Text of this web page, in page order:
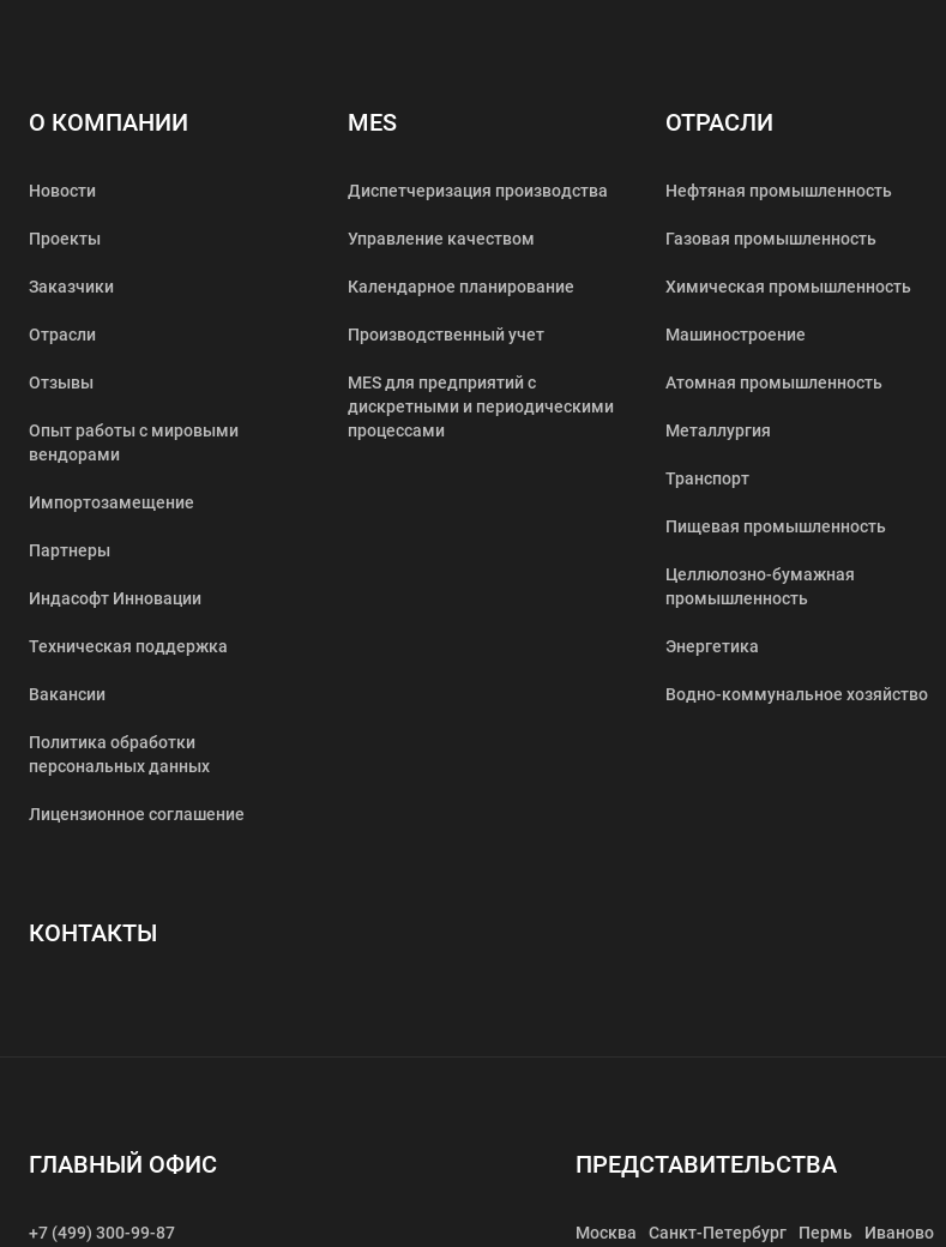
О КОМПАНИИ
Новости
Проекты
Заказчики
Отрасли
Отзывы
Опыт работы с мировыми
вендорами
Импортозамещение
Партнеры
Индасофт Инновации
Техническая поддержка
Вакансии
Политика обработки
персональных данных
Лицензионное соглашение
КОНТАКТЫ
MES
Диспетчеризация производства
Управление качеством
Календарное планирование
Производственный учет
MES для предприятий с
дискретными и периодическими
процессами
ОТРАСЛИ
Нефтяная промышленность
Газовая промышленность
Химическая промышленность
Машиностроение
Атомная промышленность
Металлургия
Транспорт
Пищевая промышленность
Целлюлозно-бумажная
промышленность
Энергетика
Водно-коммунальное хозяйство
ГЛАВНЫЙ ОФИС
+7 (499) 300-99-87
ПРЕДСТАВИТЕЛЬСТВА
Москва Санкт-Петербург Пермь Иваново